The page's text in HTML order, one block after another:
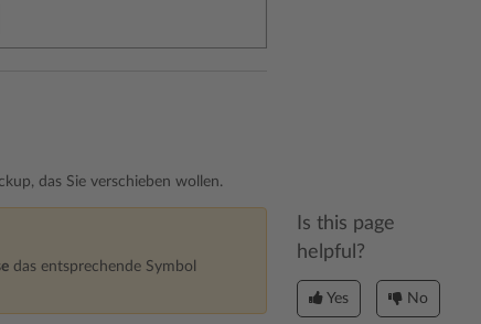
das Sie verschieben wollen.
das entsprechende Symbol
Is this page
helpful?
Yes No